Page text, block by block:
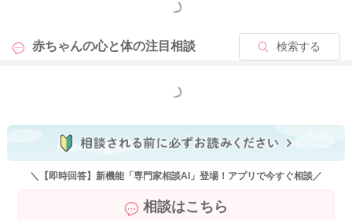
もっと見る
赤ちゃんの心と体の注目相談 検索する
もっと見る
＼【即時回答】新機能「専門家相談AI」登場！アプリで今すぐ相談／
相談はこちら